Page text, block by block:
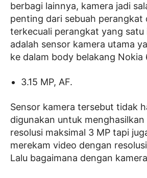
berbagi lainnya, kamera jadi
penting dari sebuah perangkat
terkecuali perangkat yang satu
adalah sensor kamera utama
ke dalam body belakang Nokia
3.15 MP, AF.
Sensor kamera tersebut tidak
digunakan untuk
resolusi maksimal 3 MP tapi
merekam video dengan
Lalu bagaimana dengan